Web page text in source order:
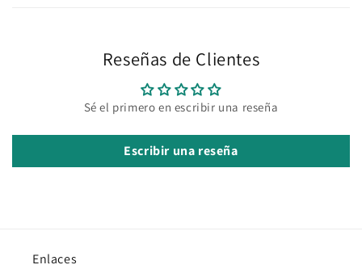
Reseñas de Clientes
Sé el primero en escribir una reseña
Escribir una reseña
Enlaces